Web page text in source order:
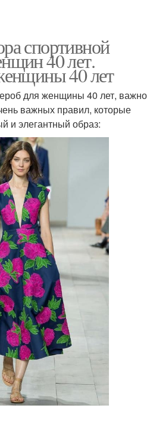
спортивной
40 лет.
40 лет
для женщины 40 лет, важно
важных правил, которые
и элегантный образ: